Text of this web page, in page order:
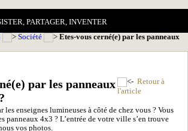
PARTAGER, INVENTER
Société
Etes-vous cerné(e) par les panneaux
par les panneaux
Retour à
l'article
les enseignes lumineuses à côté de chez vous ? Vous
panneaux 4x3 ? L’entrée de votre ville s’en trouve
vos photos.